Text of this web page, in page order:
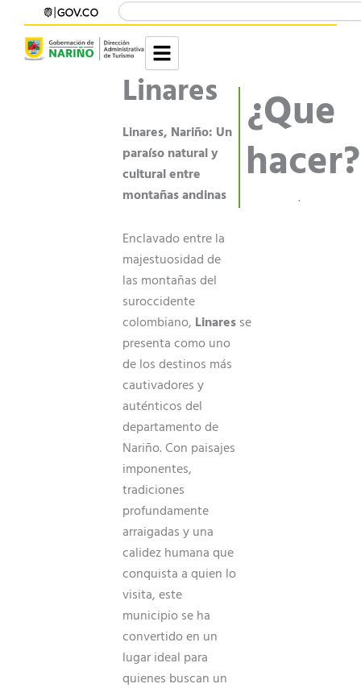
contenido
contenido
Buscar
Linares
Linares, Nariño: Un
paraíso natural y
cultural entre
montañas andinas
Enclavado entre la
majestuosidad de
las montañas del
suroccidente
colombiano, Linares se
presenta como uno
de los destinos más
cautivadores y
auténticos del
departamento de
Nariño. Con paisajes
imponentes,
tradiciones
profundamente
arraigadas y una
calidez humana que
conquista a quien lo
visita, este
municipio se ha
convertido en un
lugar ideal para
quienes buscan un
¿Que
hacer?
.